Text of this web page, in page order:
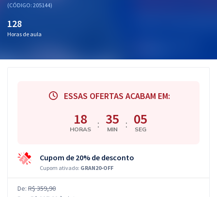
OAB
Mentorias
(CÓDIGO: 205144)
128
Horas de aula
ESSAS OFERTAS ACABAM EM:
18
HORAS : 35
MIN : 05
SEG
Cupom de 20% de desconto
Cupom ativado: GRAN20-OFF
De: R$ 359,90